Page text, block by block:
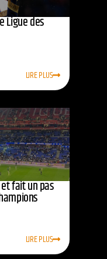
Ligue des
LIRE PLUS
et fait un pas
LIRE PLUS